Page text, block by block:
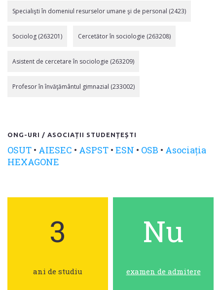
Specialişti în domeniul resurselor umane şi de personal (2423)
Sociolog (263201) Cercetător în sociologie (263208)
Asistent de cercetare în sociologie (263209)
Profesor în învăţământul gimnazial (233002)
ONG-URI / ASOCIAȚII STUDENȚEȘTI
OSUT • AIESEC • ASPST • ESN • OSB • Asociația
HEXAGONE
3
ani de studiu
Nu
examen de admitere